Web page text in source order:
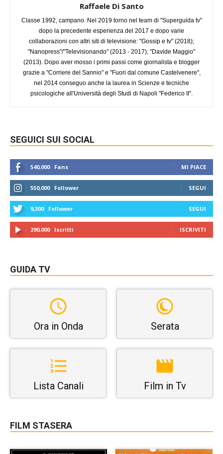
Raffaele Di Santo
Classe 1992, campano. Nel 2019 torno nel team di "Superguida tv"
dopo la precedente esperienza del 2017 e dopo varie
collaborazioni con altri siti di televisione: "Gossip e tv" (2018);
"Nanopress"/"Televisionando" (2013 - 2017); "Davide Maggio"
(2013). Dopo aver mosso i primi passi come giornalista e blogger
grazie a "Corriere del Sannio" e "Fuori dal comune Castelvenere",
nel 2014 conseguo anche la laurea in Scienze e tecniche
psicologiche all'Università degli Studi di Napoli "Federico II".
SEGUICI SUI SOCIAL
540,000 Fans MI PIACE
550,000 Follower SEGUI
9,300 Follower SEGUI
290,000 Iscritti ISCRIVITI
GUIDA TV
Ora in Onda Serata
Lista Canali Film in Tv
FILM STASERA